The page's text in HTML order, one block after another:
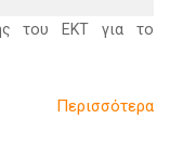
του ΕΚΤ για το
Περισσότερα